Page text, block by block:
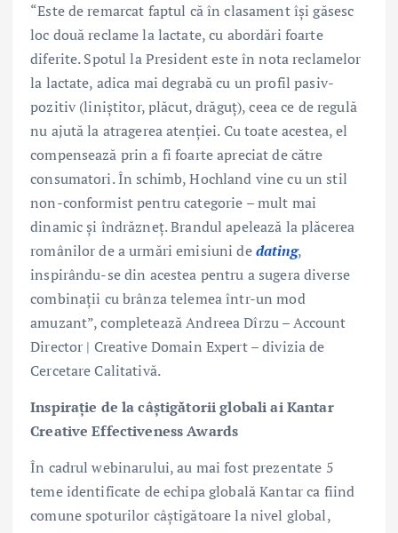
“Este de remarcat faptul că în clasament își găsesc
loc două reclame la lactate, cu abordări foarte
diferite. Spotul la President este în nota reclamelor
la lactate, adica mai degrabă cu un profil pasiv-
pozitiv (liniștitor, plăcut, drăguț), ceea ce de regulă
nu ajută la atragerea atenției. Cu toate acestea, el
compensează prin a fi foarte apreciat de către
consumatori. În schimb, Hochland vine cu un stil
non-conformist pentru categorie – mult mai
dinamic și îndrăzneț. Brandul apelează la plăcerea
românilor de a urmări emisiuni dedating,
inspirându-se din acestea pentru a sugera diverse
combinații cu brânza telemea într-un mod
amuzant”, completează Andreea Dîrzu – Account
Director | Creative Domain Expert – divizia de
Cercetare Calitativă.
Inspirație de la câștigătorii globali ai Kantar
Creative Effectiveness Awards
În cadrul webinarului, au mai fost prezentate 5
teme identificate de echipa globală Kantar ca fiind
comune spoturilor câștigătoare la nivel global,